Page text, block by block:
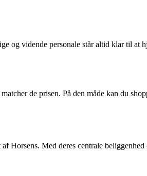
og vidende personale står altid klar til at
de prisen. På den måde kan du
Horsens. Med deres centrale